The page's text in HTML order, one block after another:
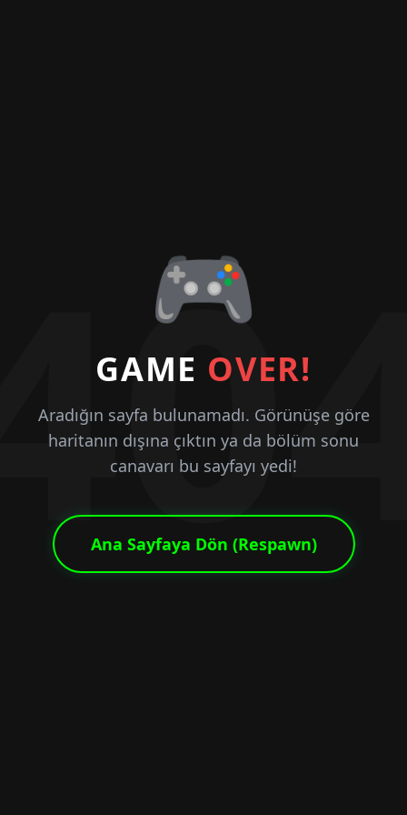
🎮
GAME OVER!
Aradığın sayfa bulunamadı. Görünüşe göre
haritanın dışına çıktın ya da bölüm sonu
canavarı bu sayfayı yedi!
Ana Sayfaya Dön (Respawn)